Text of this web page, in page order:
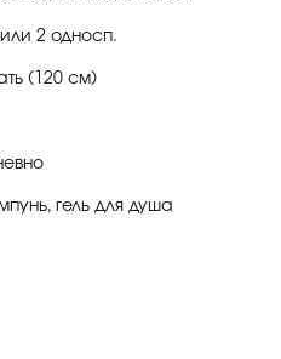
2 односп.
(120 см)
гель для душа